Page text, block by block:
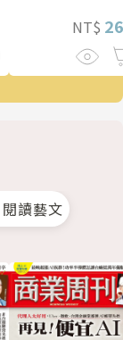
NT$
閱讀藝文